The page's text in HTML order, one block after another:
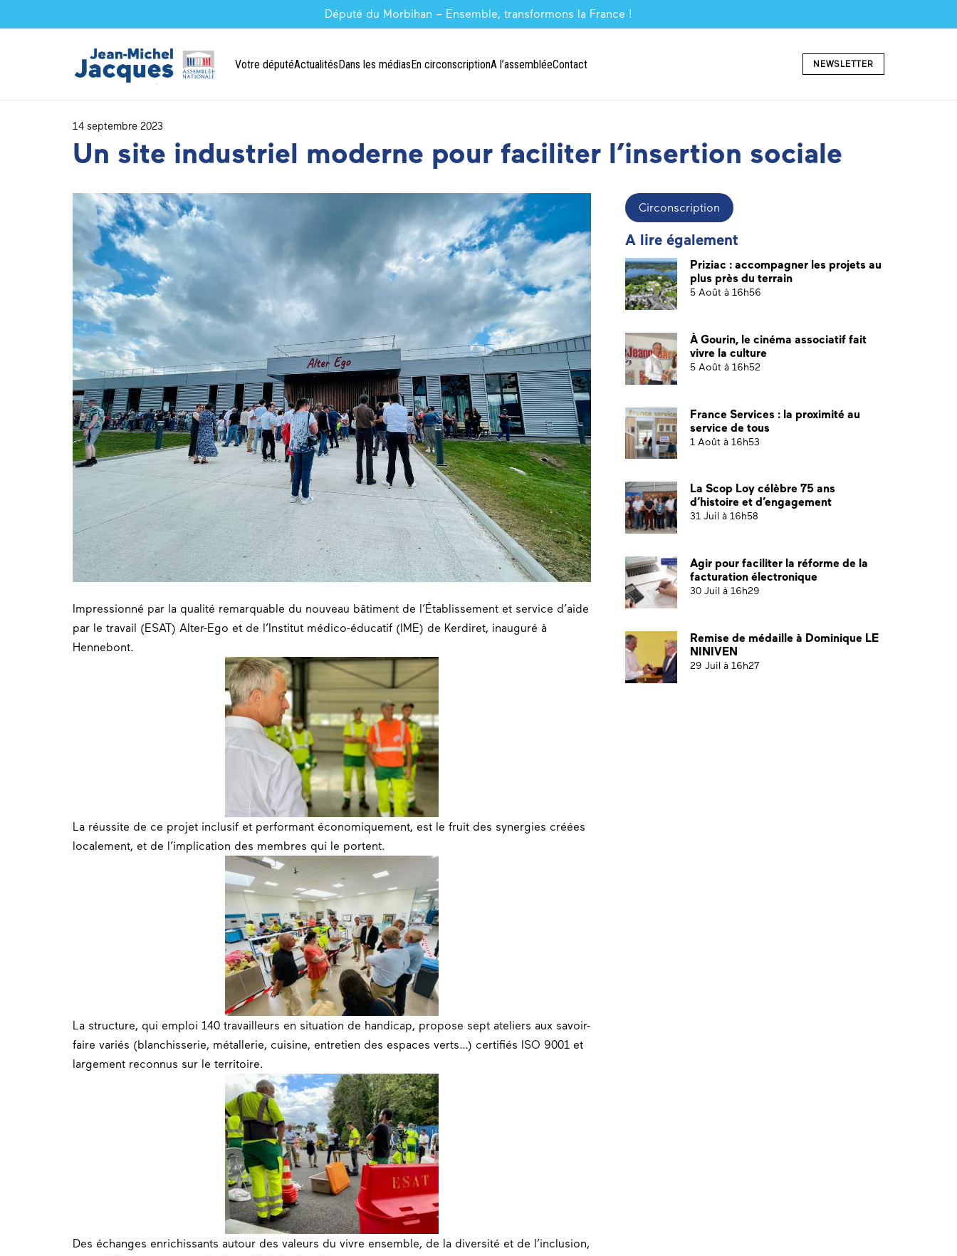
Député du Morbihan – Ensemble, transformons la France !
Votre députéActualitésDans les médiasEn circonscriptionA l’assembléeContact NEWSLETTER
14 septembre 2023
Un site industriel moderne pour faciliter l’insertion sociale
Impressionné par la qualité remarquable du nouveau bâtiment de l’Établissement et service d’aide
par le travail (ESAT) Alter-Ego et de l’Institut médico-éducatif (IME) de Kerdiret, inauguré à
Hennebont.
La réussite de ce projet inclusif et performant économiquement, est le fruit des synergies créées
localement, et de l’implication des membres qui le portent.
La structure, qui emploi 140 travailleurs en situation de handicap, propose sept ateliers aux savoir-
faire variés (blanchisserie, métallerie, cuisine, entretien des espaces verts…) certifiés ISO 9001 et
largement reconnus sur le territoire.
Des échanges enrichissants autour des valeurs du vivre ensemble, de la diversité et de l’inclusion,
Circonscription
A lire également
Priziac : accompagner les projets au
plus près du terrain
5 Août à 16h56
À Gourin, le cinéma associatif fait
vivre la culture
5 Août à 16h52
France Services : la proximité au
service de tous
1 Août à 16h53
La Scop Loy célèbre 75 ans
d’histoire et d’engagement
31 Juil à 16h58
Agir pour faciliter la réforme de la
facturation électronique
30 Juil à 16h29
Remise de médaille à Dominique LE
NINIVEN
29 Juil à 16h27